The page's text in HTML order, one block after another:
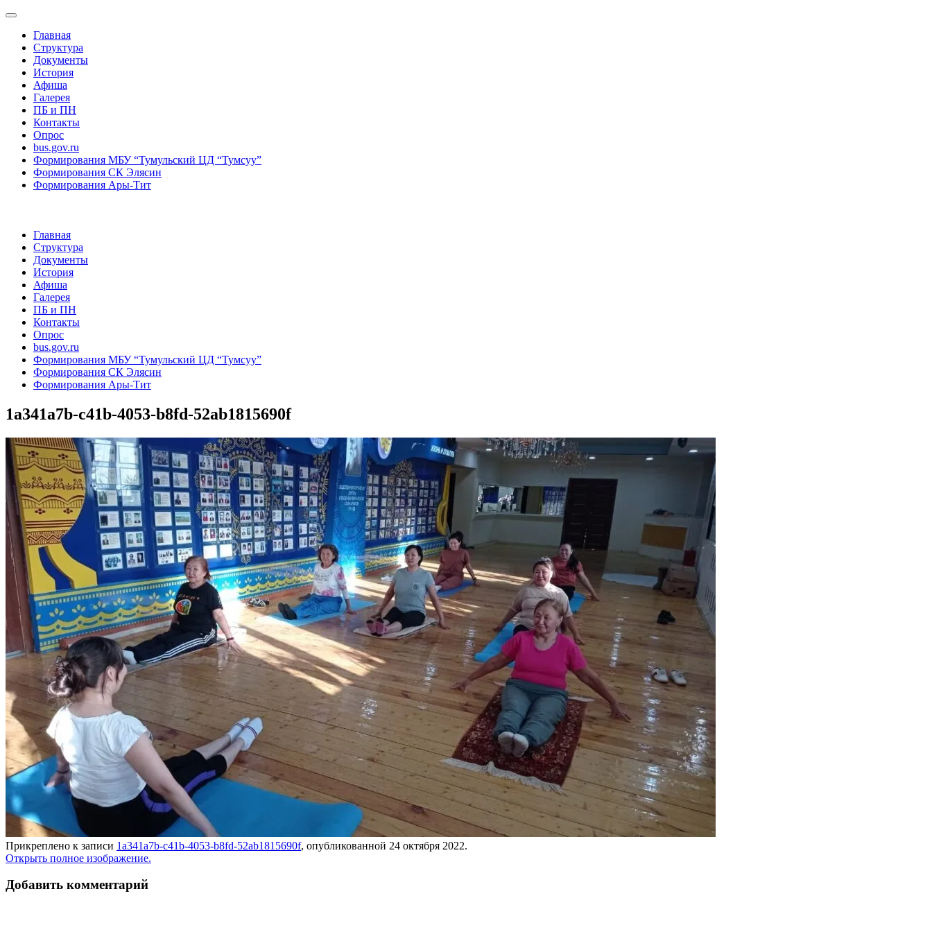
Главная
Структура
Документы
История
Афиша
Галерея
ПБ и ПН
Контакты
Опрос
bus.gov.ru
Формирования МБУ “Тумульский ЦД “Тумсуу”
Формирования СК Элясин
Формирования Ары-Тит
Главная
Структура
Документы
История
Афиша
Галерея
ПБ и ПН
Контакты
Опрос
bus.gov.ru
Формирования МБУ “Тумульский ЦД “Тумсуу”
Формирования СК Элясин
Формирования Ары-Тит
1a341a7b-c41b-4053-b8fd-52ab1815690f
Прикреплено к записи 1a341a7b-c41b-4053-b8fd-52ab1815690f, опубликованной 24 октября 2022.
Открыть полное изображение.
Добавить комментарий